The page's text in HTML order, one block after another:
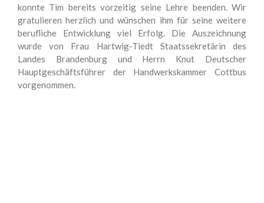
konnte Tim bereits vorzeitig seine Lehre beenden. Wir
gratulieren herzlich und wünschen ihm für seine weitere
berufliche Entwicklung viel Erfolg. Die Auszeichnung
wurde von Frau Hartwig-Tiedt Staatssekretärin des
Landes Brandenburg und Herrn Knut Deutscher
Hauptgeschäftsführer der Handwerkskammer Cottbus
vorgenommen.